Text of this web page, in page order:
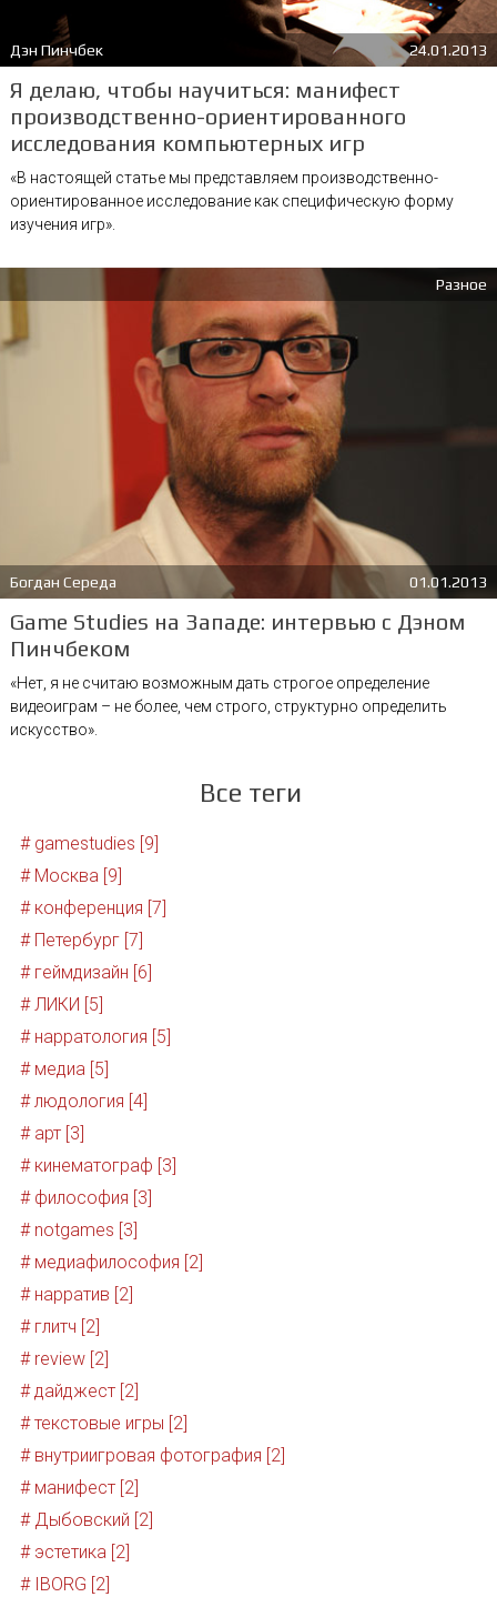
Дэн Пинчбек 24.01.2013
Я делаю, чтобы научиться: манифест
производственно-ориентированного
исследования компьютерных игр
«В настоящей статье мы представляем производственно-
ориентированное исследование как специфическую форму
изучения игр».
Разное
Богдан Середа 01.01.2013
Game Studies на Западе: интервью с Дэном
Пинчбеком
«Нет, я не считаю возможным дать строгое определение
видеоиграм – не более, чем строго, структурно определить
искусство».
Все теги
# gamestudies [9]
# Москва [9]
# конференция [7]
# Петербург [7]
# геймдизайн [6]
# ЛИКИ [5]
# нарратология [5]
# медиа [5]
# людология [4]
# арт [3]
# кинематограф [3]
# философия [3]
# notgames [3]
# медиафилософия [2]
# нарратив [2]
# глитч [2]
# review [2]
# дайджест [2]
# текстовые игры [2]
# внутриигровая фотография [2]
# манифест [2]
# Дыбовский [2]
# эстетика [2]
# IBORG [2]